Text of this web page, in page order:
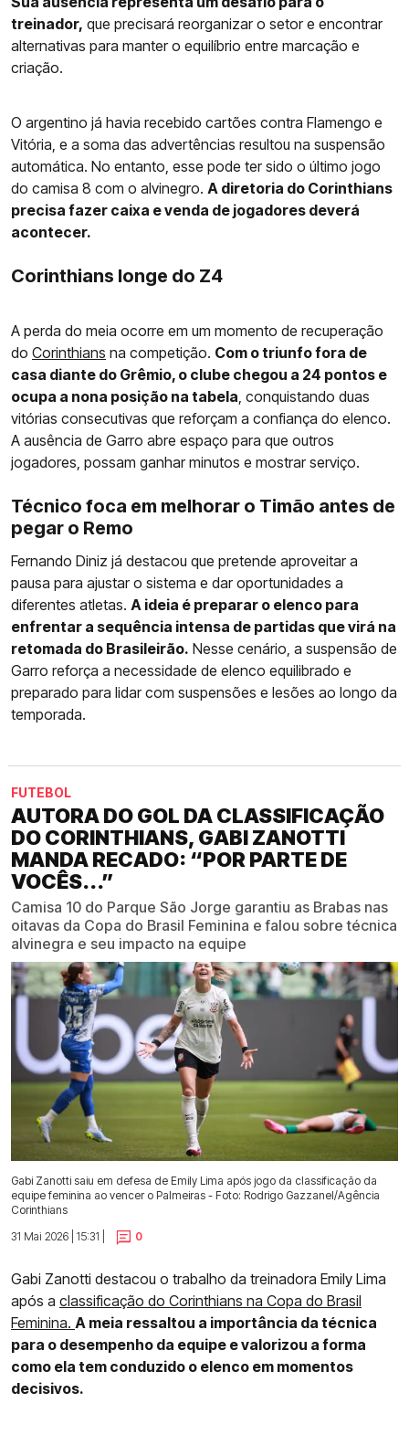
treinador, que precisará reorganizar o setor e encontrar
alternativas para manter o equilíbrio entre marcação e
criação.
O argentino já havia recebido cartões contra Flamengo e
Vitória, e a soma das advertências resultou na suspensão
automática. No entanto, esse pode ter sido o último jogo
do camisa 8 com o alvinegro. A diretoria do Corinthians
precisa fazer caixa e venda de jogadores deverá
acontecer.
Corinthians longe do Z4
A perda do meia ocorre em um momento de recuperação
do Corinthians na competição. Com o triunfo fora de
casa diante do Grêmio, o clube chegou a 24 pontos e
ocupa a nona posição na tabela , conquistando duas
vitórias consecutivas que reforçam a confiança do elenco.
A ausência de Garro abre espaço para que outros
jogadores, possam ganhar minutos e mostrar serviço.
Técnico foca em melhorar o Timão antes de
pegar o Remo
Fernando Diniz já destacou que pretende aproveitar a
pausa para ajustar o sistema e dar oportunidades a
diferentes atletas. A ideia é preparar o elenco para
enfrentar a sequência intensa de partidas que virá na
retomada do Brasileirão. Nesse cenário, a suspensão de
Garro reforça a necessidade de elenco equilibrado e
preparado para lidar com suspensões e lesões ao longo da
temporada.
FUTEBOL
AUTORA DO GOL DA CLASSIFICAÇÃO
DO CORINTHIANS, GABI ZANOTTI
MANDA RECADO: “POR PARTE DE
VOCÊS...”
Camisa 10 do Parque São Jorge garantiu as Brabas nas
oitavas da Copa do Brasil Feminina e falou sobre técnica
alvinegra e seu impacto na equipe
Gabi Zanotti saiu em defesa de Emily Lima após jogo da classificação da
equipe feminina ao vencer o Palmeiras - Foto: Rodrigo Gazzanel/Agência
Corinthians
31 Mai 2026 | 15:31 |
0
Gabi Zanotti destacou o trabalho da treinadora Emily Lima
após a classificação do Corinthians na Copa do Brasil
Feminina. A meia ressaltou a importância da técnica
para o desempenho da equipe e valorizou a forma
como ela tem conduzido o elenco em momentos
decisivos.